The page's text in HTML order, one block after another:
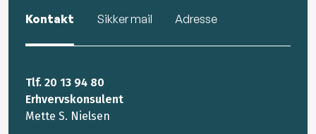
Kontakt Sikker mail Adresse
Tlf. 20 13 94 80
Erhvervskonsulent
Mette S. Nielsen